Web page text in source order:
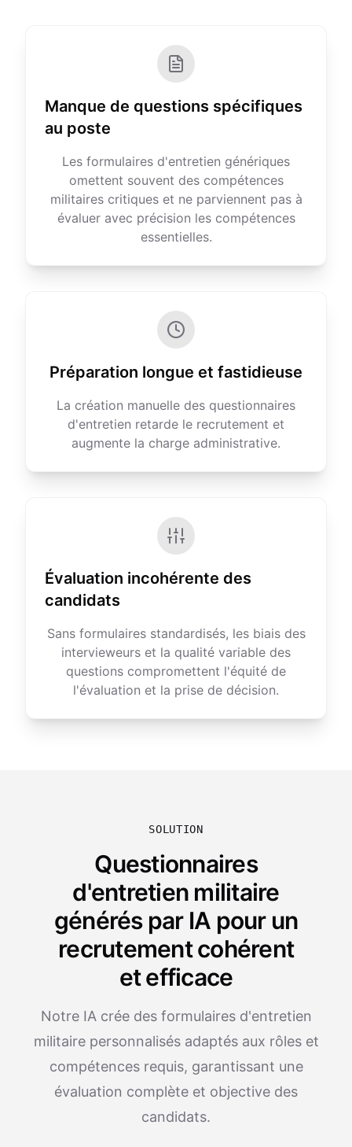
Manque de questions spécifiques
au poste
Les formulaires d'entretien génériques
omettent souvent des compétences
militaires critiques et ne parviennent pas à
évaluer avec précision les compétences
essentielles.
Préparation longue et fastidieuse
La création manuelle des questionnaires
d'entretien retarde le recrutement et
augmente la charge administrative.
Évaluation incohérente des
candidats
Sans formulaires standardisés, les biais des
intervieweurs et la qualité variable des
questions compromettent l'équité de
l'évaluation et la prise de décision.
SOLUTION
Questionnaires
d'entretien militaire
générés par IA pour un
recrutement cohérent
et efficace
Notre IA crée des formulaires d'entretien
militaire personnalisés adaptés aux rôles et
compétences requis, garantissant une
évaluation complète et objective des
candidats.